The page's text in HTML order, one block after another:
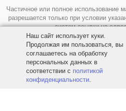
Частичное или полное использование
разрешается только при условии
систем ссылки на
18+
Наш сайт использует куки.
Продолжая им пользоваться, вы
соглашаетесь на обработку
персональных данных в
соответствии с политикой
конфиденциальности